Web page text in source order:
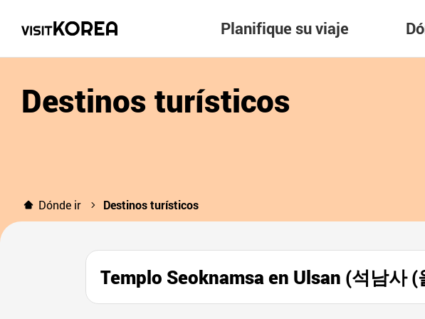
Planifique su viaje
Destinos turísticos
Dónde ir Destinos turísticos
Templo Seoknamsa en Ulsan (석남사 (